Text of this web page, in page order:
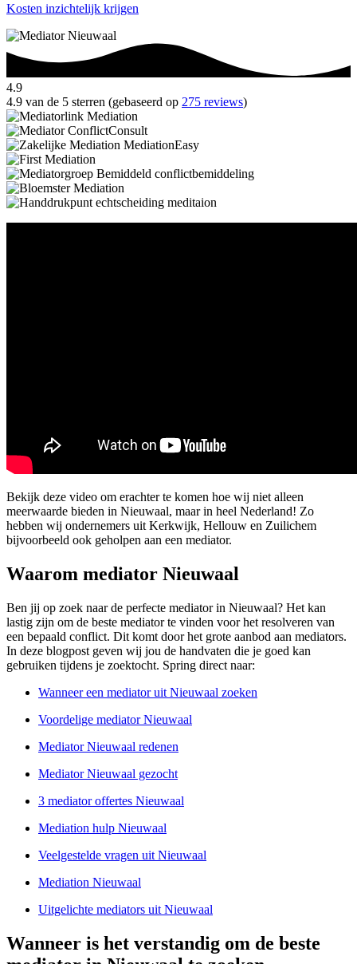
Kosten inzichtelijk krijgen
4.9
4.9 van de 5 sterren (gebaseerd op 275 reviews)
Bekijk deze video om erachter te komen hoe wij niet alleen
meerwaarde bieden in Nieuwaal, maar in heel Nederland! Zo
hebben wij ondernemers uit Kerkwijk, Hellouw en Zuilichem
bijvoorbeeld ook geholpen aan een mediator.
Waarom mediator Nieuwaal
Ben jij op zoek naar de perfecte mediator in Nieuwaal? Het kan
lastig zijn om de beste mediator te vinden voor het resolveren van
een bepaald conflict. Dit komt door het grote aanbod aan mediators.
In deze blogpost geven wij jou de handvaten die je goed kan
gebruiken tijdens je zoektocht. Spring direct naar:
Wanneer een mediator uit Nieuwaal zoeken
Voordelige mediator Nieuwaal
Mediator Nieuwaal redenen
Mediator Nieuwaal gezocht
3 mediator offertes Nieuwaal
Mediation hulp Nieuwaal
Veelgestelde vragen uit Nieuwaal
Mediation Nieuwaal
Uitgelichte mediators uit Nieuwaal
Wanneer is het verstandig om de beste